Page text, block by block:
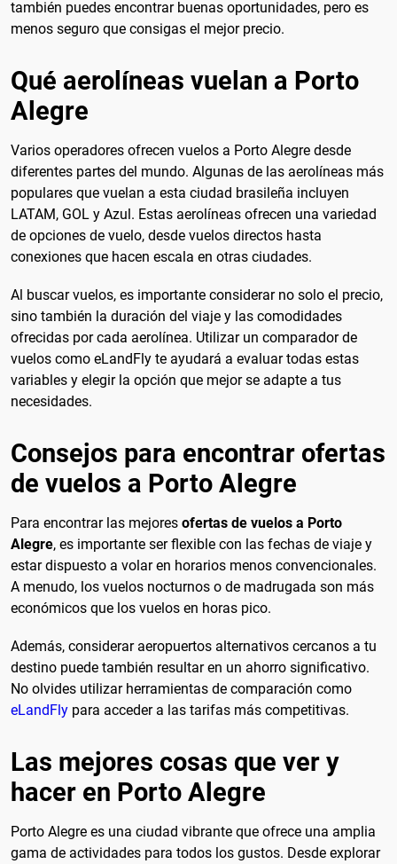
también puedes encontrar buenas oportunidades, pero es
menos seguro que consigas el mejor precio.
Qué aerolíneas vuelan a Porto
Alegre
Varios operadores ofrecen vuelos a Porto Alegre desde
diferentes partes del mundo. Algunas de las aerolíneas más
populares que vuelan a esta ciudad brasileña incluyen
LATAM, GOL y Azul. Estas aerolíneas ofrecen una variedad
de opciones de vuelo, desde vuelos directos hasta
conexiones que hacen escala en otras ciudades.
Al buscar vuelos, es importante considerar no solo el precio,
sino también la duración del viaje y las comodidades
ofrecidas por cada aerolínea. Utilizar un comparador de
vuelos como eLandFly te ayudará a evaluar todas estas
variables y elegir la opción que mejor se adapte a tus
necesidades.
Consejos para encontrar ofertas
de vuelos a Porto Alegre
Para encontrar las mejores ofertas de vuelos a Porto
Alegre, es importante ser flexible con las fechas de viaje y
estar dispuesto a volar en horarios menos convencionales.
A menudo, los vuelos nocturnos o de madrugada son más
económicos que los vuelos en horas pico.
Además, considerar aeropuertos alternativos cercanos a tu
destino puede también resultar en un ahorro significativo.
No olvides utilizar herramientas de comparación como
eLandFly para acceder a las tarifas más competitivas.
Las mejores cosas que ver y
hacer en Porto Alegre
Porto Alegre es una ciudad vibrante que ofrece una amplia
gama de actividades para todos los gustos. Desde explorar